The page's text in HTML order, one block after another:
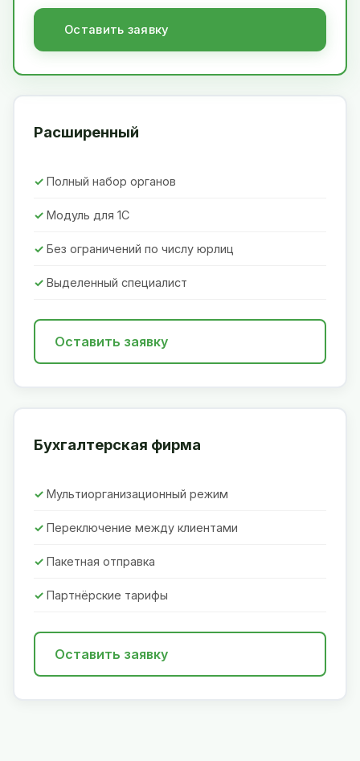
Оставить заявку
Расширенный
Полный набор органов
Модуль для 1С
Без ограничений по числу юрлиц
Выделенный специалист
Оставить заявку
Бухгалтерская фирма
Мультиорганизационный режим
Переключение между клиентами
Пакетная отправка
Партнёрские тарифы
Оставить заявку